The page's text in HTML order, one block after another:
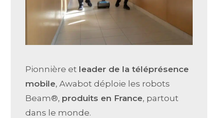
Pionnière et leader de la téléprésence
mobile, Awabot déploie les robots
Beam®, produits en France, partout
dans le monde.